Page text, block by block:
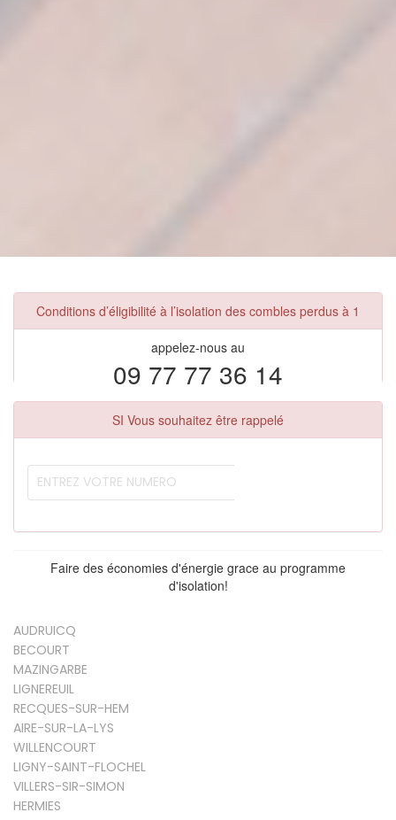
Conditions d’éligibilité à l’isolation des combles perdus à 1
appelez-nous au
09 77 77 36 14
SI Vous souhaitez être rappelé
Faire des économies d'énergie grace au programme
d'isolation!
AUDRUICQ
BECOURT
MAZINGARBE
LIGNEREUIL
RECQUES-SUR-HEM
AIRE-SUR-LA-LYS
WILLENCOURT
LIGNY-SAINT-FLOCHEL
VILLERS-SIR-SIMON
HERMIES